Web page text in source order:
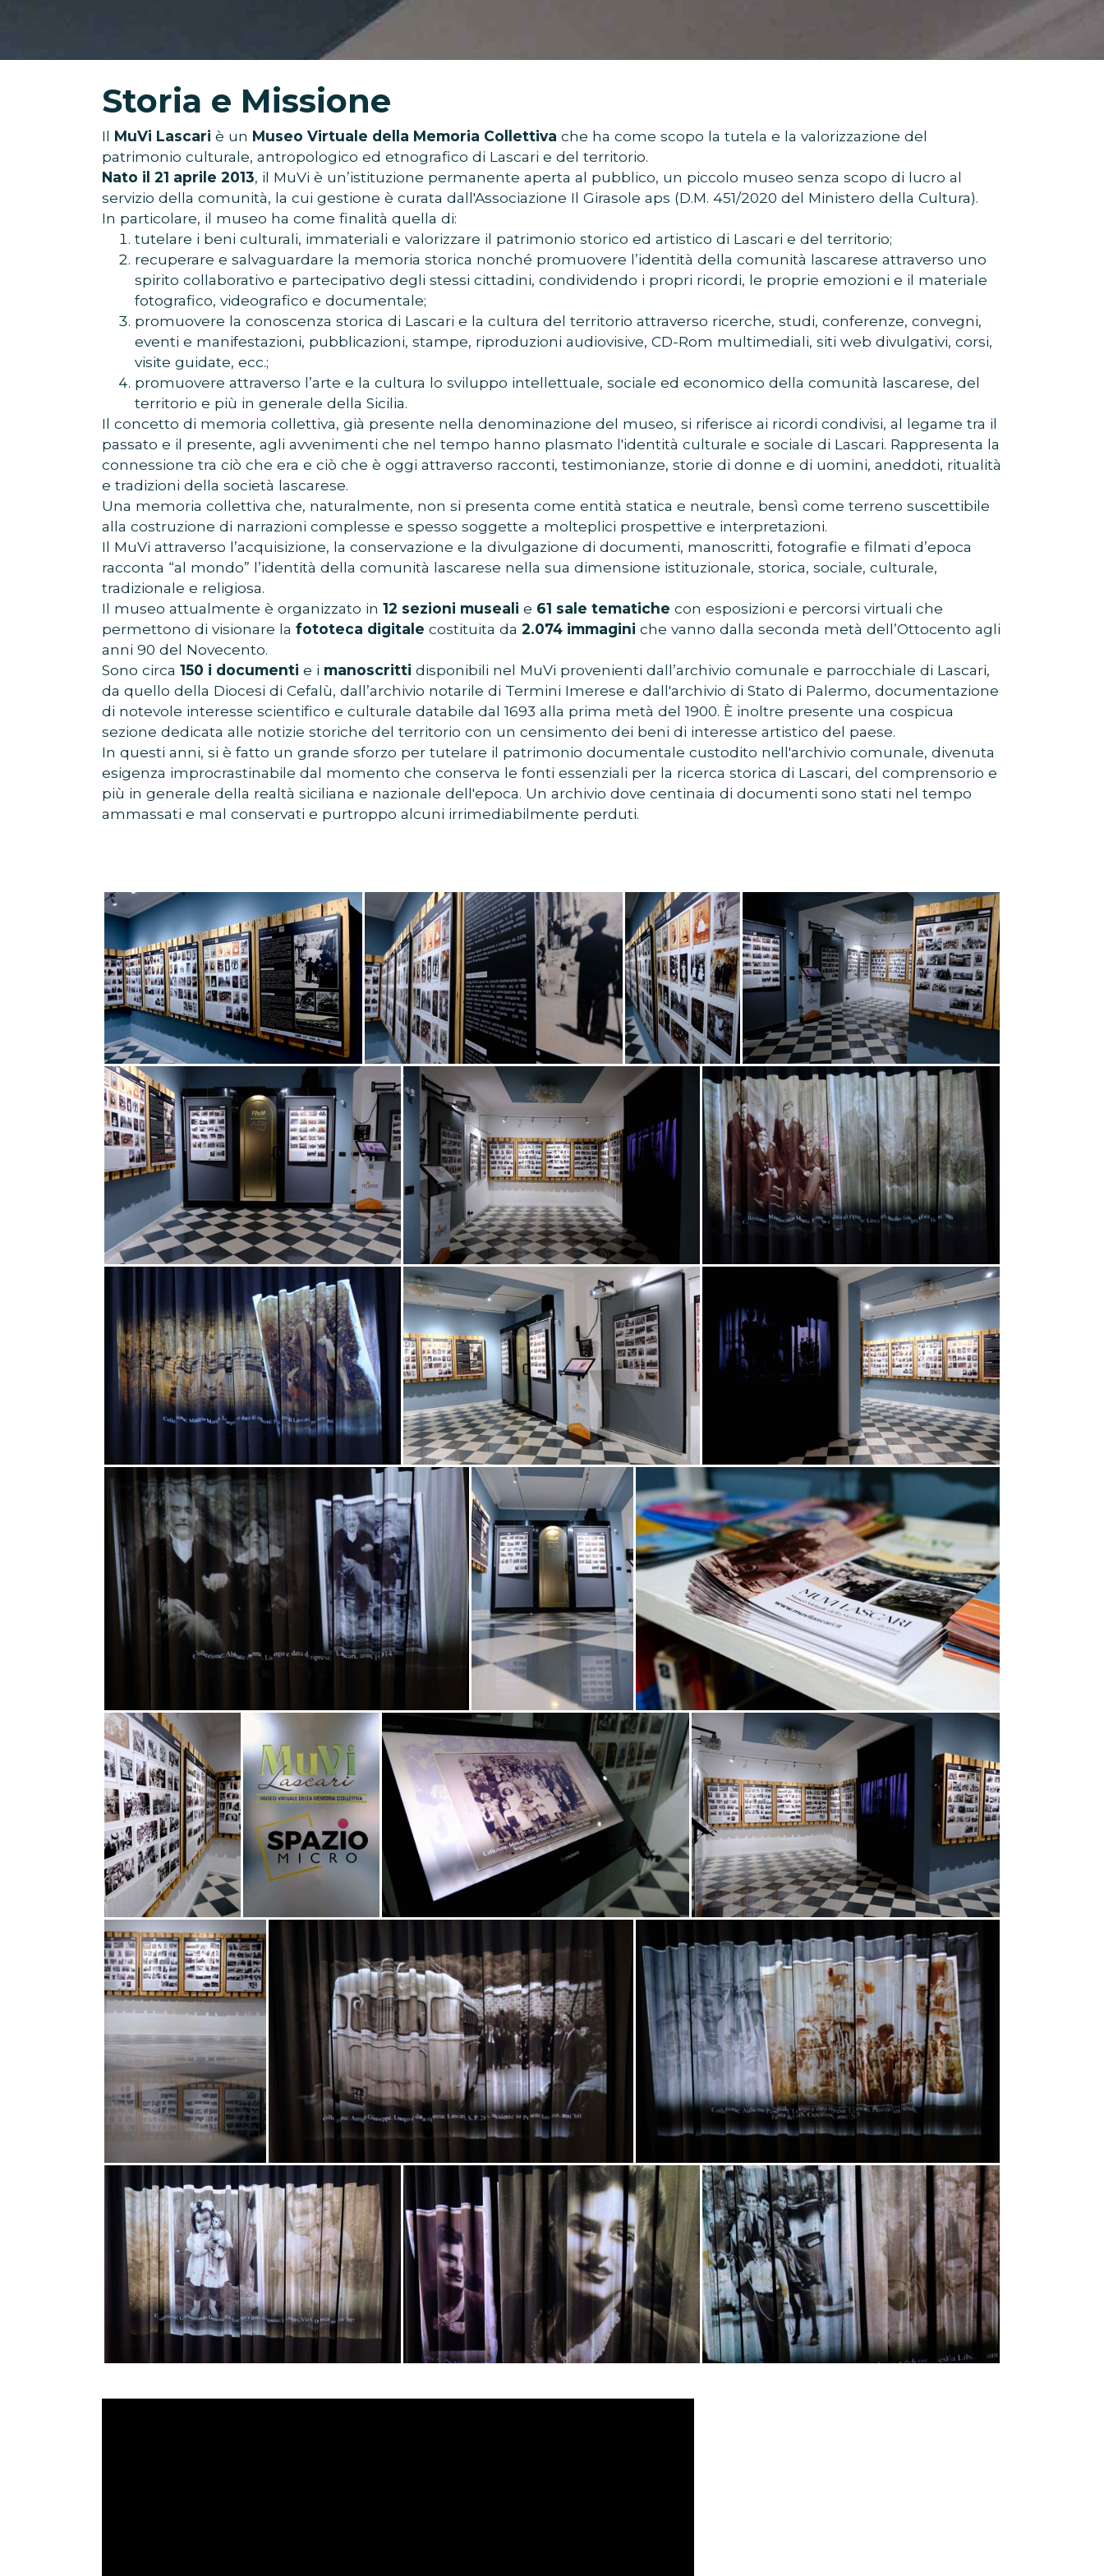
Storia e Missione
Il MuVi Lascari è un Museo Virtuale della Memoria Collettiva che ha come scopo la tutela e la valorizzazione del
patrimonio culturale, antropologico ed etnografico di Lascari e del territorio.
Nato il 21 aprile 2013, il MuVi è un’istituzione permanente aperta al pubblico, un piccolo museo senza scopo di lucro al
servizio della comunità, la cui gestione è curata dall'Associazione Il Girasole aps (D.M. 451/2020 del Ministero della Cultura).
In particolare, il museo ha come finalità quella di:
tutelare i beni culturali, immateriali e valorizzare il patrimonio storico ed artistico di Lascari e del territorio;
recuperare e salvaguardare la memoria storica nonché promuovere l’identità della comunità lascarese attraverso uno
spirito collaborativo e partecipativo degli stessi cittadini, condividendo i propri ricordi, le proprie emozioni e il materiale
fotografico, videografico e documentale;
promuovere la conoscenza storica di Lascari e la cultura del territorio attraverso ricerche, studi, conferenze, convegni,
eventi e manifestazioni, pubblicazioni, stampe, riproduzioni audiovisive, CD-Rom multimediali, siti web divulgativi, corsi,
visite guidate, ecc.;
promuovere attraverso l’arte e la cultura lo sviluppo intellettuale, sociale ed economico della comunità lascarese, del
territorio e più in generale della Sicilia.
Il concetto di memoria collettiva, già presente nella denominazione del museo, si riferisce ai ricordi condivisi, al legame tra il
passato e il presente, agli avvenimenti che nel tempo hanno plasmato l'identità culturale e sociale di Lascari. Rappresenta la
connessione tra ciò che era e ciò che è oggi attraverso racconti, testimonianze, storie di donne e di uomini, aneddoti, ritualità
e tradizioni della società lascarese.
Una memoria collettiva che, naturalmente, non si presenta come entità statica e neutrale, bensì come terreno suscettibile
alla costruzione di narrazioni complesse e spesso soggette a molteplici prospettive e interpretazioni.
Il MuVi attraverso l’acquisizione, la conservazione e la divulgazione di documenti, manoscritti, fotografie e filmati d’epoca
racconta “al mondo” l’identità della comunità lascarese nella sua dimensione istituzionale, storica, sociale, culturale,
tradizionale e religiosa.
Il museo attualmente è organizzato in 12 sezioni museali e 61 sale tematiche con esposizioni e percorsi virtuali che
permettono di visionare la fototeca digitale costituita da 2.074immagini che vanno dalla seconda metà dell’Ottocento agli
anni 90 del Novecento.
Sono circa 150 i documenti e i manoscritti disponibili nel MuVi provenienti dall’archivio comunale e parrocchiale di Lascari,
da quello della Diocesi di Cefalù, dall’archivio notarile di Termini Imerese e dall'archivio di Stato di Palermo, documentazione
di notevole interesse scientifico e culturale databile dal 1693 alla prima metà del 1900. È inoltre presente una cospicua
sezione dedicata alle notizie storiche del territorio con un censimento dei beni di interesse artistico del paese.
In questi anni, si è fatto un grande sforzo per tutelare il patrimonio documentale custodito nell'archivio comunale, divenuta
esigenza improcrastinabile dal momento che conserva le fonti essenziali per la ricerca storica di Lascari, del comprensorio e
più in generale della realtà siciliana e nazionale dell'epoca. Un archivio dove centinaia di documenti sono stati nel tempo
ammassati e mal conservati e purtroppo alcuni irrimediabilmente perduti.